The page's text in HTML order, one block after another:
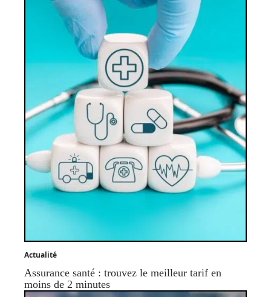
Actualité
Assurance santé : trouvez le meilleur tarif en
moins de 2 minutes